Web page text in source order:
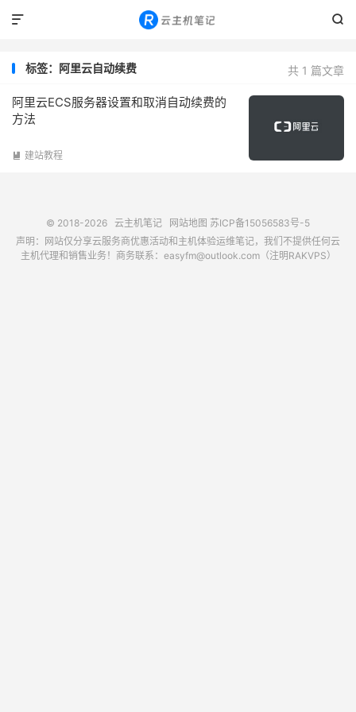


共 1 篇文章
标签：阿里云自动续费
阿里云ECS服务器设置和取消自动续费的
方法
 建站教程
© 2018-2026 云主机笔记 网站地图 苏ICP备15056583号-5
声明：网站仅分享云服务商优惠活动和主机体验运维笔记，我们不提供任何云
主机代理和销售业务！商务联系：easyfm@outlook.com（注明RAKVPS）